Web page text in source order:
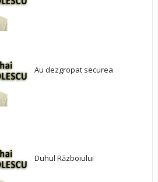
Au dezgropat securea
Duhul Războiului